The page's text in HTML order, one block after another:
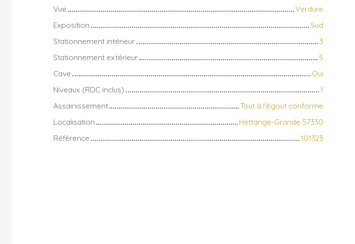
Vue
Verdure
Exposition
Sud
Stationnement intérieur
3
Stationnement extérieur
5
Cave
Oui
Niveaux (RDC inclus)
1
Assainissement
Tout à l'égout conforme
Localisation
Hettange-Grande 57330
Référence
101323